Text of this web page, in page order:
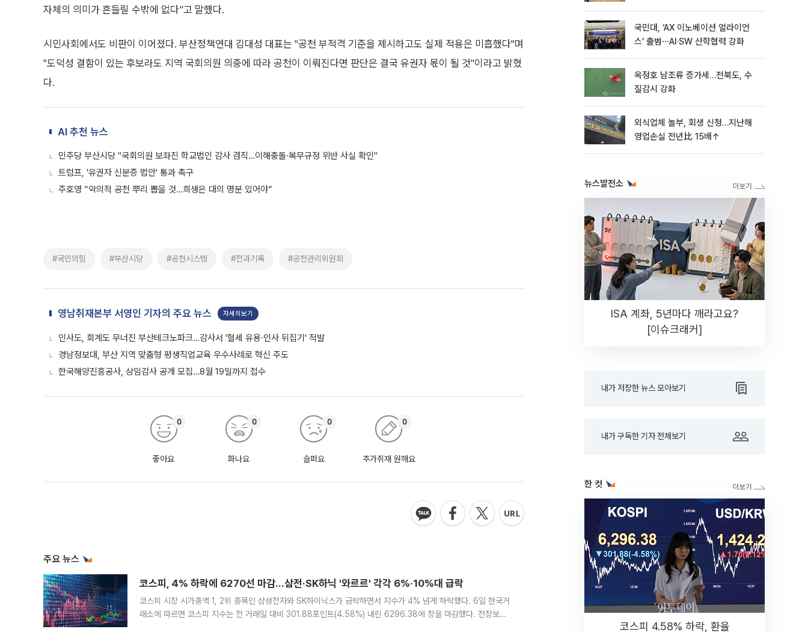
자체의 의미가 흔들릴 수밖에 없다”고 말했다.
시민사회에서도 비판이 이어졌다. 부산정책연대 김대성 대표는 "공천 부적격 기준을 제시하고도 실제 적용은 미흡했다"며
"도덕성 결함이 있는 후보라도 지역 국회의원 의중에 따라 공천이 이뤄진다면 판단은 결국 유권자 몫이 될 것"이라고 밝혔
다.
AI 추천 뉴스
민주당 부산시당 "국회의원 보좌진 학교법인 감사 겸직…이해충돌·복무규정 위반 사실 확인"
트럼프, '유권자 신분증 법안' 통과 촉구
주호영 ”악의적 공천 뿌리 뽑을 것…희생은 대의 명분 있어야”
#국민의힘 #부산시당 #공천시스템 #전과기록 #공천관리위원회
영남취재본부 서영인 기자의 주요 뉴스 자세히보기
인사도, 회계도 무너진 부산테크노파크…감사서 '혈세 유용·인사 뒤집기' 적발
경남정보대, 부산 지역 맞춤형 평생직업교육 우수사례로 혁신 주도
한국해양진흥공사, 상임감사 공개 모집…8월 19일까지 접수
좋아요
0
화나요
0
슬퍼요
0
추가취재 원해요
0
주요 뉴스
코스피, 4% 하락에 6270선 마감…삼전·SK하닉 '와르르' 각각 6%·10%대 급락
코스피 시장 시가총액 1, 2위 종목인 삼성전자와 SK하이닉스가 급락하면서 지수가 4% 넘게 하락했다. 6일 한국거
래소에 따르면 코스피 지수는 전 거래일 대비 301.88포인트(4.58%) 내린 6296.38에 장을 마감했다. 전장보다
국민대, ‘AX 이노베이션 얼라이언
스’ 출범⋯AI·SW 산학협력 강화
옥정호 남조류 증가세…전북도, 수
질감시 강화
외식업체 놀부, 회생 신청…지난해
영업손실 전년比 15배↑
뉴스발전소
ISA 계좌, 5년마다 깨라고요?
[이슈크래커]
내가 저장한 뉴스 모아보기
내가 구독한 기자 전체보기
한 컷
코스피 4.58% 하락, 환율